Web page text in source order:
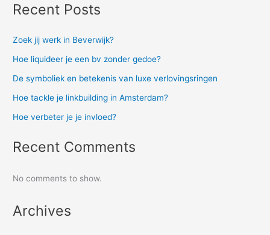
Recent Posts
Zoek jij werk in Beverwijk?
Hoe liquideer je een bv zonder gedoe?
De symboliek en betekenis van luxe verlovingsringen
Hoe tackle je linkbuilding in Amsterdam?
Hoe verbeter je je invloed?
Recent Comments
No comments to show.
Archives